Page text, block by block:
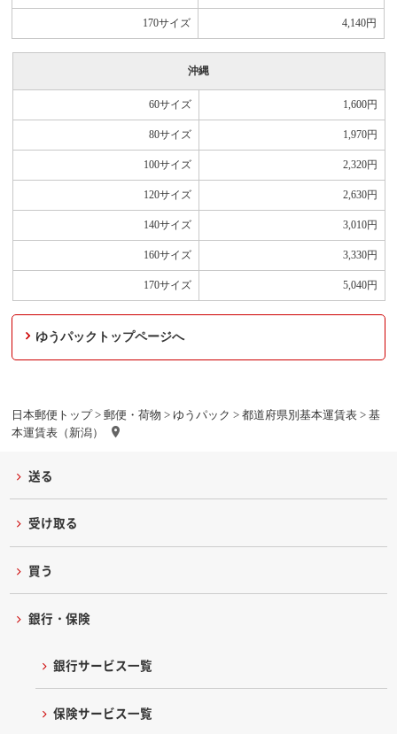
日本郵便トップ> 郵便・荷物 > ゆうパック > 都道府県別基本運賃表> 基
本運賃表（新潟）
170サイズ 4,140円
沖縄
60サイズ 1,600円
80サイズ 1,970円
100サイズ 2,320円
120サイズ 2,630円
140サイズ 3,010円
160サイズ 3,330円
170サイズ 5,040円
ゆうパックトップページへ
送る
受け取る
買う
銀行・保険
銀行サービス一覧
保険サービス一覧